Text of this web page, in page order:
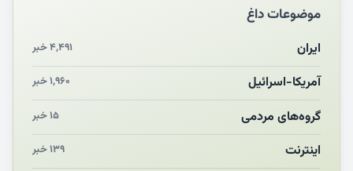
چرایی «استقبال از آقای ایران»
انقلاب مردمی و مردم انقلابی
مرگ خاموش زیست‌محیطی در منطقه تربت‌جام
چو‌ن‌وچرا در «علی‌الاصول» یا انتظار برای تحقق شروط
موضوعات داغ
ایران ۴,۴۹۱ خبر
آمریکا-اسرائیل ۱,۹۶۰ خبر
گروه‌های مردمی ۱۵ خبر
اینترنت ۱۳۹ خبر